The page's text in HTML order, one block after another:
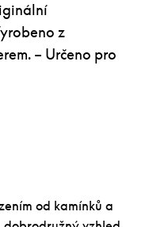
z
– Určeno pro
od kamínků a